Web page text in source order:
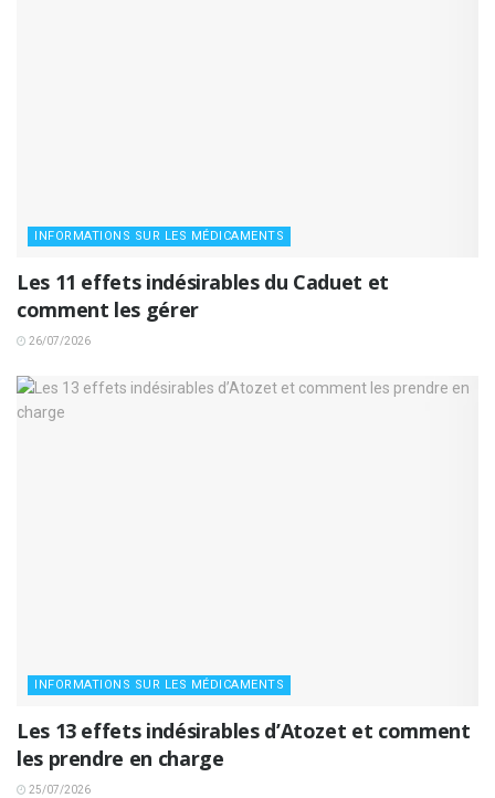
INFORMATIONS SUR LES MÉDICAMENTS
Les 11 effets indésirables du Caduet et
comment les gérer
26/07/2026
INFORMATIONS SUR LES MÉDICAMENTS
Les 13 effets indésirables d’Atozet et comment
les prendre en charge
25/07/2026